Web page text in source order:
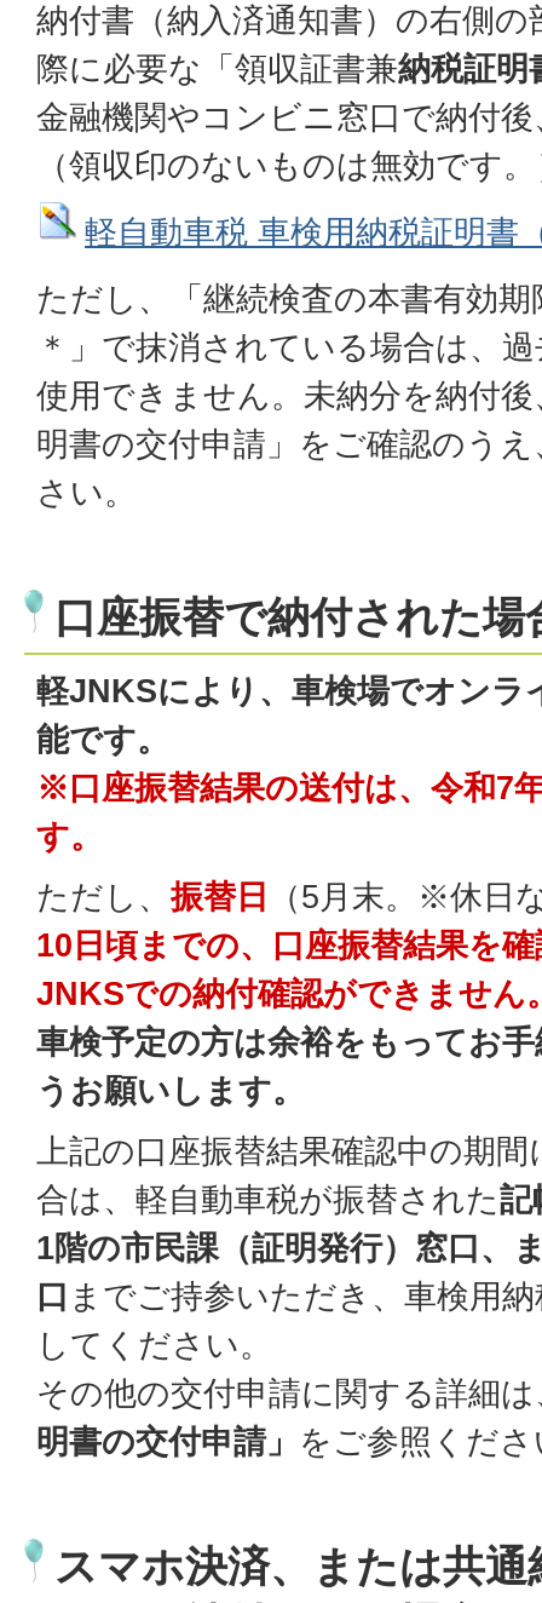
納付書（納入済通知書）の右側
際に必要な「領収証書兼納税証明
金融機関やコンビニ窓口で納付
（領収印のないものは無効です
軽自動車税 車検用納税証明書
ただし、「継続検査の本書有効
＊」で抹消されている場合は、
使用できません。未納分を納付
明書の交付申請」をご確認のう
さい。
口座振替で納付された場
軽JNKSにより、車検場でオンラ
能です。
※口座振替結果の送付は、令和7
す。
ただし、振替日
（5月末。※休日
10日頃までの、口座振替結果を
JNKSでの納付確認ができません
車検予定の方は余裕をもってお
うお願いします。
上記の口座振替結果確認中の期
合は、軽自動車税が振替された記
1階の市民課（証明発行）窓口、
口 までご持参いただき、車検用
してください。
その他の交付申請に関する詳細は
明書の交付申請」 をご参照くださ
スマホ決済、または共